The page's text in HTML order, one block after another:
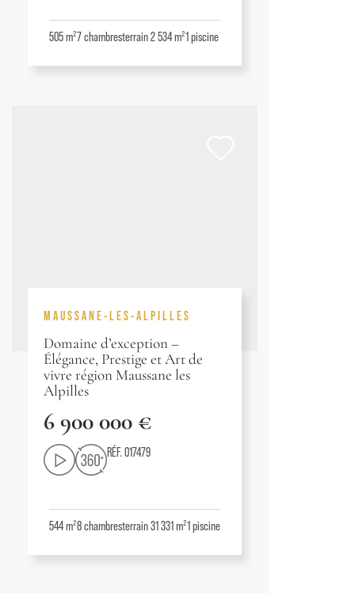
505 m²7chambresterrain 2 534 m²1piscine
MAUSSANE-LES-ALPILLES
Domaine d’exception –
Élégance, Prestige et Art de
vivre région Maussane les
Alpilles
6 900 000 €
RÉF. 017479
544 m²8chambresterrain 31 331 m²1piscine